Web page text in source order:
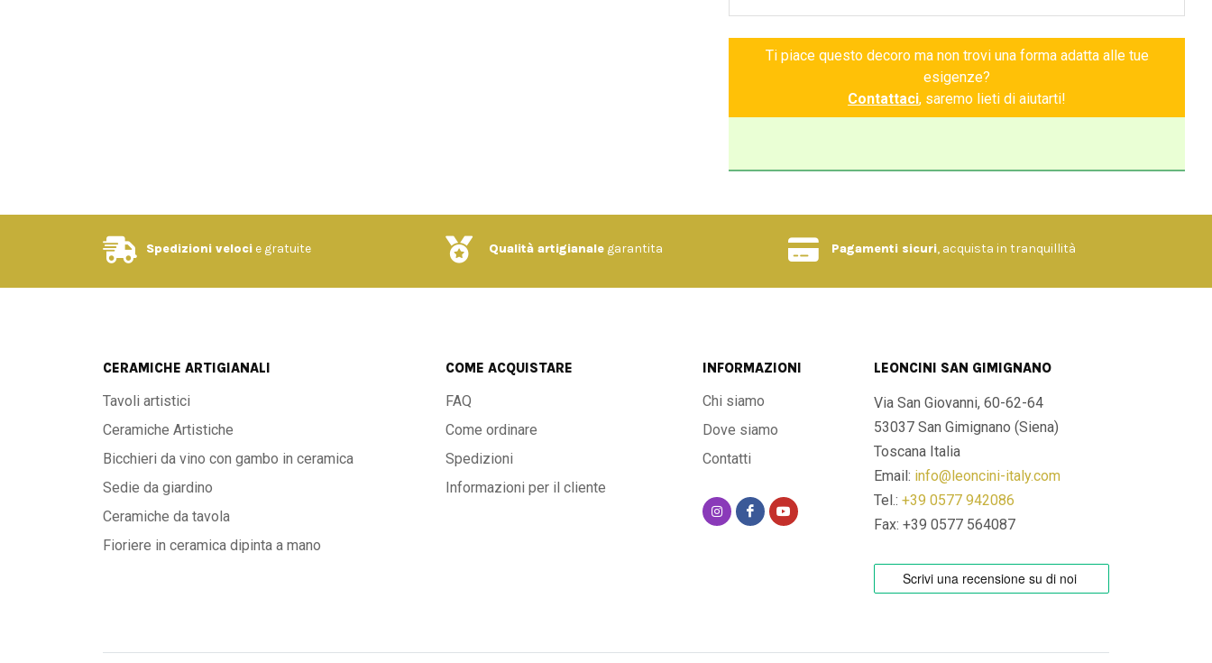
Ti piace questo decoro ma non trovi una forma adatta alle tue
esigenze?
Contattaci, saremo lieti di aiutarti!
Spedizioni veloci e gratuite Qualità artigianale garantita Pagamenti sicuri, acquista in tranquillità
CERAMICHE ARTIGIANALI
Tavoli artistici
Ceramiche Artistiche
Bicchieri da vino con gambo in ceramica
Sedie da giardino
Ceramiche da tavola
Fioriere in ceramica dipinta a mano
COME ACQUISTARE
FAQ
Come ordinare
Spedizioni
Informazioni per il cliente
INFORMAZIONI
Chi siamo
Dove siamo
Contatti
LEONCINI SAN GIMIGNANO
Via San Giovanni, 60-62-64
53037 San Gimignano (Siena)
Toscana Italia
Email: info@leoncini-italy.com
Tel.: +39 0577 942086
Fax: +39 0577 564087